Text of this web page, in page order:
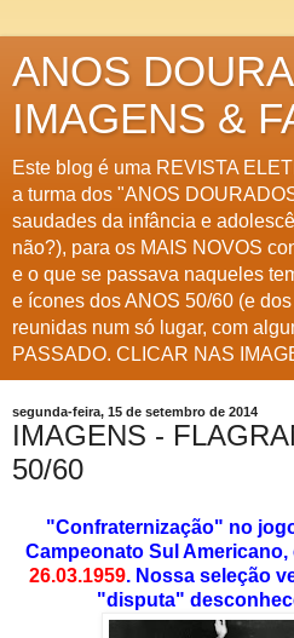
ANOS
IMAGENS &
Este blog é uma REVISTA
a turma dos "ANOS
saudades da infância e
não?), para os MAIS NOVOS
e o que se passava naqueles
e ícones dos ANOS 50/60 (e
reunidas num só lugar, com
PASSADO. CLICAR NAS
segunda-feira, 15 de setembro de 2014
IMAGENS -
50/60
"Confraternização" no
Campeonato Sul
26.03.1959. Nossa seleção
"disputa"